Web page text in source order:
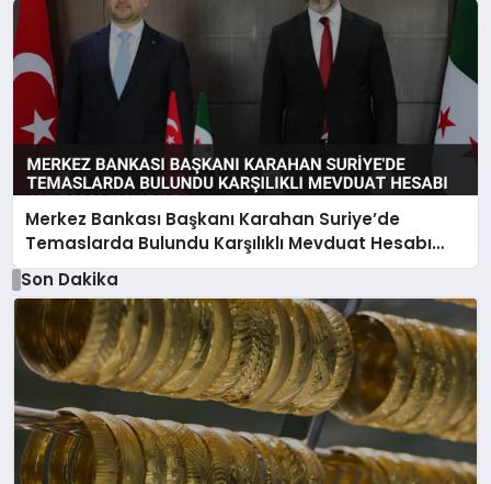
Merkez Bankası Başkanı Karahan Suriye’de
Temaslarda Bulundu Karşılıklı Mevduat Hesabı
Anlaşması Yapıldı
Son Dakika